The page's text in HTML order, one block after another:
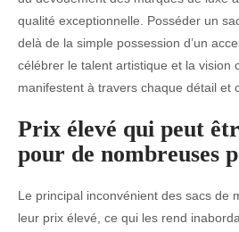
qualité exceptionnelle. Posséder un
delà de la simple possession d’un
célébrer le talent artistique et la vision
manifestent à travers chaque détail et
Prix élevé qui peut
pour de nombreuses
Le principal inconvénient des sacs de
leur prix élevé, ce qui les rend